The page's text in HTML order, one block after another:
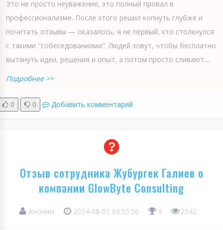
Это не просто неуважение, это полный провал в
профессионализме. После этого решил копнуть глубже и
почитать отзывы — оказалось, я не первый, кто столкнулся
с такими "собеседованиями". Людей зовут, чтобы бесплатно
вытянуть идеи, решения и опыт, а потом просто сливают....
Подробнее >>
0 0 Добавить комментарий
Отзыв сотрудника Жубургек Галиев о
компании GlowByte Consulting
Аноним 2024-08-01 09:55:56 3 2542